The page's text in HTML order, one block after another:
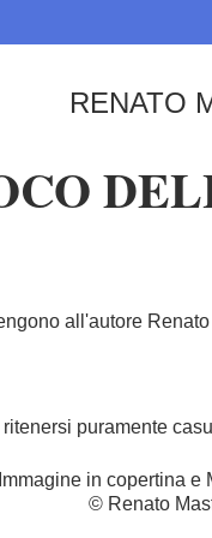
RENATO
all'autore
puramente
Immagine in copertina e
© Renato